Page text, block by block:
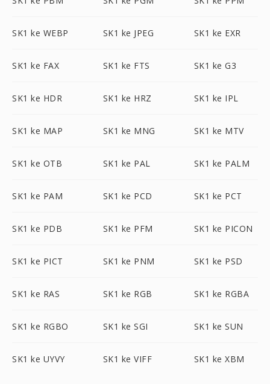
SK1 ke WEBP SK1 ke JPEG SK1 ke EXR
SK1 ke FAX SK1 ke FTS SK1 ke G3
SK1 ke HDR SK1 ke HRZ SK1 ke IPL
SK1 ke MAP SK1 ke MNG SK1 ke MTV
SK1 ke OTB SK1 ke PAL SK1 ke PALM
SK1 ke PAM SK1 ke PCD SK1 ke PCT
SK1 ke PDB SK1 ke PFM SK1 ke PICON
SK1 ke PICT SK1 ke PNM SK1 ke PSD
SK1 ke RAS SK1 ke RGB SK1 ke RGBA
SK1 ke RGBO SK1 ke SGI SK1 ke SUN
SK1 ke UYVY SK1 ke VIFF SK1 ke XBM